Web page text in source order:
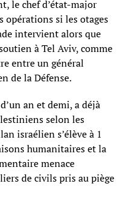
le chef d’état-major
opérations si les otages
intervient alors que
à Tel Aviv, comme
entre un général
de la Défense.
an et demi, a déjà
selon les
israélien s’élève à 1
humanitaires et la
menace
de civils pris au piège